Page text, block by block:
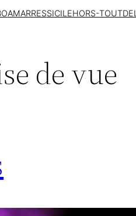
AMARRESSICILEHORS-TOUT
de vue